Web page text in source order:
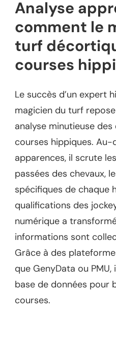
Analyse
comment le
turf
courses
Le succès d’un expert
magicien du turf
analyse minutieuse
courses hippiques. Au-
apparences, il scrute
passées des chevaux,
spécifiques de chaque
qualifications des
numérique a
informations sont
Grâce à des
que GenyData ou
base de données pour
courses.